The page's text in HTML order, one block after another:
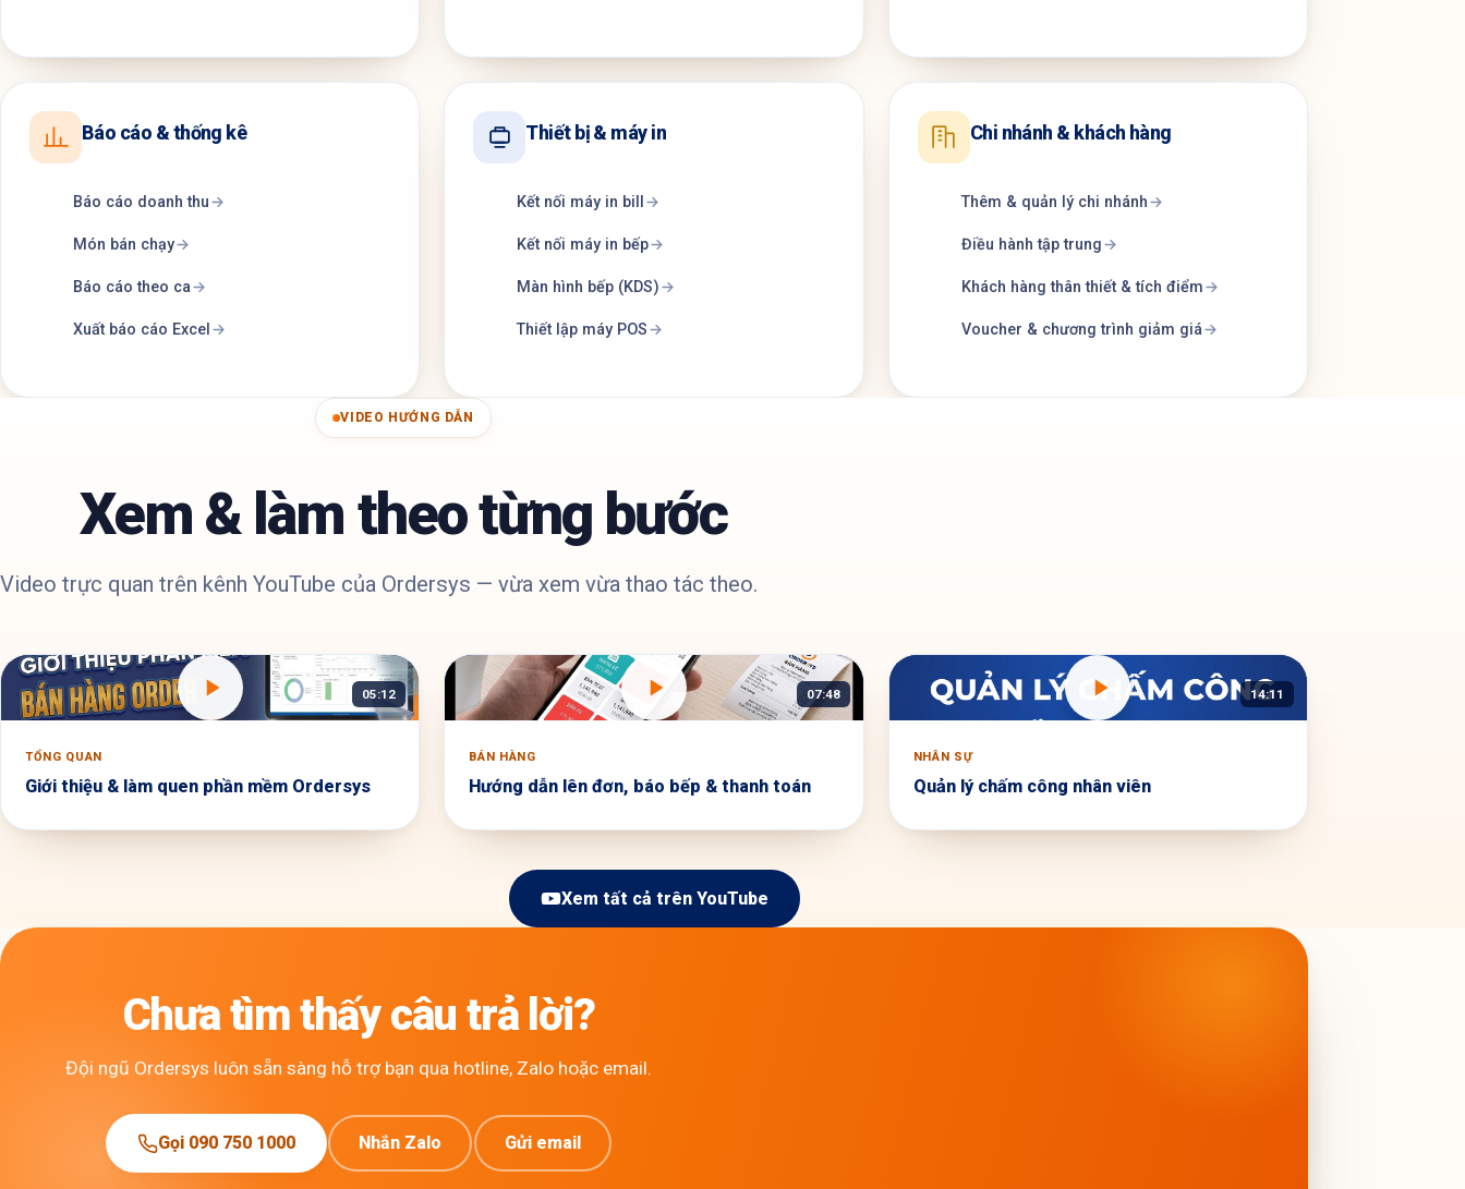
Báo cáo & thống kê
Báo cáo doanh thu
Món bán chạy
Báo cáo theo ca
Xuất báo cáo Excel
Thiết bị & máy in
Kết nối máy in bill
Kết nối máy in bếp
Màn hình bếp (KDS)
Thiết lập máy POS
Chi nhánh & khách hàng
Thêm & quản lý chi nhánh
Điều hành tập trung
Khách hàng thân thiết & tích điểm
Voucher & chương trình giảm giá
VIDEO HƯỚNG DẪN
Xem & làm theo từng bước
Video trực quan trên kênh YouTube của Ordersys — vừa xem vừa thao tác theo.
05:12
TỔNG QUAN
Giới thiệu & làm quen phần mềm Ordersys
07:48
BÁN HÀNG
Hướng dẫn lên đơn, báo bếp & thanh toán
14:11
NHÂN SỰ
Quản lý chấm công nhân viên
Xem tất cả trên YouTube
Chưa tìm thấy câu trả lời?
Đội ngũ Ordersys luôn sẵn sàng hỗ trợ bạn qua hotline, Zalo hoặc email.
Gọi 090 750 1000 Nhắn Zalo Gửi email